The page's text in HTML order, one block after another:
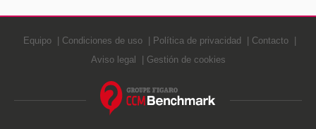
Equipo Condiciones de uso Política de privacidad
Contacto
Aviso legal
Gestión de cookies